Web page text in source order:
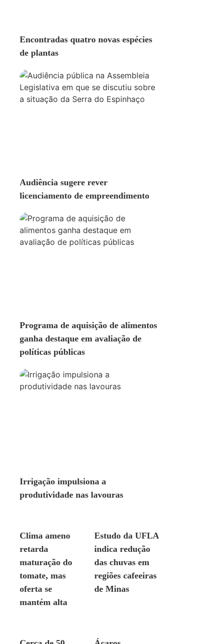
Encontradas quatro novas espécies
de plantas
Audiência sugere rever
licenciamento de empreendimento
Programa de aquisição de alimentos
ganha destaque em avaliação de
políticas públicas
Irrigação impulsiona a
produtividade nas lavouras
Clima ameno
retarda
maturação do
tomate, mas
oferta se
mantém alta
Estudo da UFLA
indica redução
das chuvas em
regiões cafeeiras
de Minas